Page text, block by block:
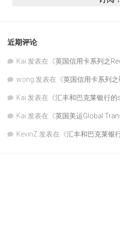
近期评论
Kai 发表在《英国信用卡系列之
wong 发表在《英国信用卡系列
Kai 发表在《汇丰和巴克莱银行
Kai 发表在《英国美运Global
KevinZ 发表在《汇丰和巴克莱银